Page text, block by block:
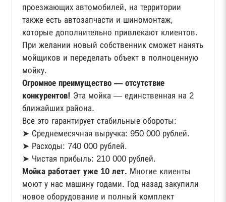
проезжающих автомобилей, на территории
также есть автозапчасти и шиномонтаж,
которые дополнительно привлекают клиентов.
При желании новый собственник сможет нанять
мойщиков и переделать объект в полноценную
мойку.
Огромное преимущество — отсутствие
конкурентов! Эта мойка — единственная на 2
ближайших района.
Все это гарантирует стабильные обороты:
➤ Среднемесячная выручка: 950 000 рублей.
➤ Расходы: 740 000 рублей.
➤ Чистая прибыль: 210 000 рублей.
Мойка работает уже 10 лет. Многие клиенты
моют у нас машину годами. Год назад закупили
новое оборудование и полный комплект